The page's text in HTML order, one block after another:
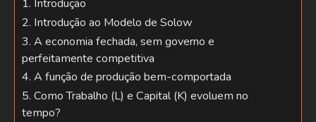
1. Introdução
2. Introdução ao Modelo de Solow
3. A economia fechada, sem governo e
perfeitamente competitiva
4. A função de produção bem-comportada
5. Como Trabalho (L) e Capital (K) evoluem no
tempo?